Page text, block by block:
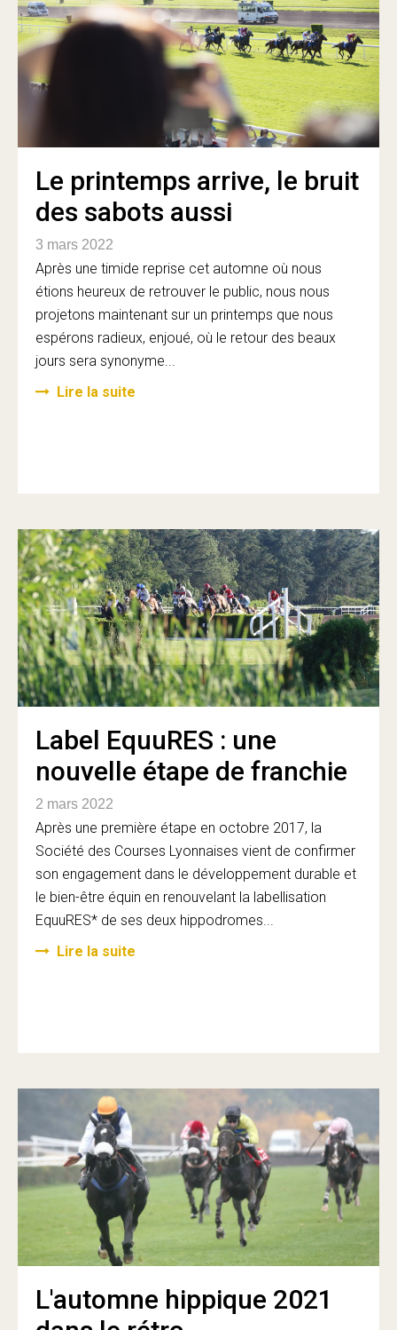
Le printemps arrive, le bruit
des sabots aussi
3 mars 2022
Après une timide reprise cet automne où nous
étions heureux de retrouver le public, nous nous
projetons maintenant sur un printemps que nous
espérons radieux, enjoué, où le retour des beaux
jours sera synonyme...
Lire la suite
Label EquuRES : une
nouvelle étape de franchie
2 mars 2022
Après une première étape en octobre 2017, la
Société des Courses Lyonnaises vient de confirmer
son engagement dans le développement durable et
le bien-être équin en renouvelant la labellisation
EquuRES* de ses deux hippodromes...
Lire la suite
L'automne hippique 2021